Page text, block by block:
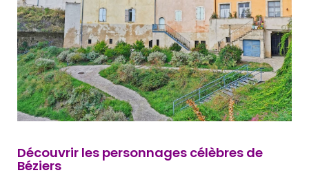
Découvrir les personnages célèbres de
Béziers